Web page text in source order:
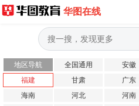
华图在线
地区导航 全国通用 安徽
福建
甘肃 广东
海南
河北 河南